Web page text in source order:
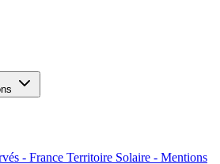
- France Territoire Solaire - Mentions